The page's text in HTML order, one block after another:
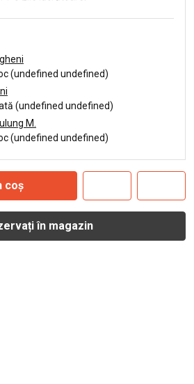
(undefined undefined)
(undefined undefined)
M.
(undefined undefined)
coș
în magazin